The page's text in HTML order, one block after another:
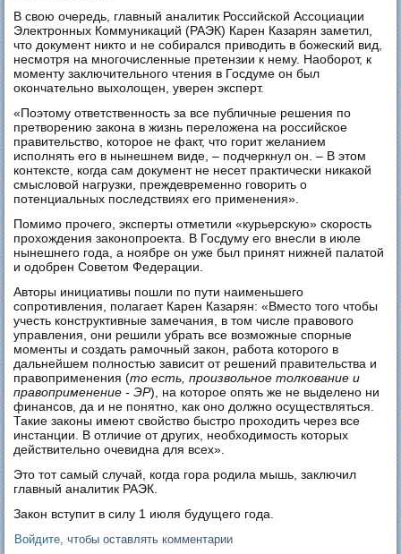
В свою очередь, главный аналитик Российской Ассоциации
Электронных Коммуникаций (РАЭК) Карен Казарян заметил,
что документ никто и не собирался приводить в божеский вид,
несмотря на многочисленные претензии к нему. Наоборот, к
моменту заключительного чтения в Госдуме он был
окончательно выхолощен, уверен эксперт.
«Поэтому ответственность за все публичные решения по
претворению закона в жизнь переложена на российское
правительство, которое не факт, что горит желанием
исполнять его в нынешнем виде, – подчеркнул он. – В этом
контексте, когда сам документ не несет практически никакой
смысловой нагрузки, преждевременно говорить о
потенциальных последствиях его применения».
Помимо прочего, эксперты отметили «курьерскую» скорость
прохождения законопроекта. В Госдуму его внесли в июле
нынешнего года, а ноябре он уже был принят нижней палатой
и одобрен Советом Федерации.
Авторы инициативы пошли по пути наименьшего
сопротивления, полагает Карен Казарян: «Вместо того чтобы
учесть конструктивные замечания, в том числе правового
управления, они решили убрать все возможные спорные
моменты и создать рамочный закон, работа которого в
дальнейшем полностью зависит от решений правительства и
правоприменения (то есть, произвольное толкование и
правоприменение - ЭР), на которое опять же не выделено ни
финансов, да и не понятно, как оно должно осуществляться.
Такие законы имеют свойство быстро проходить через все
инстанции. В отличие от других, необходимость которых
действительно очевидна для всех».
Это тот самый случай, когда гора родила мышь, заключил
главный аналитик РАЭК.
Закон вступит в силу 1 июля будущего года.
Войдите, чтобы оставлять комментарии